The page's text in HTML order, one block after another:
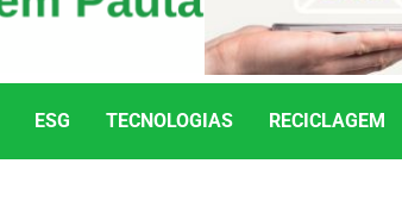
ESG TECNOLOGIAS RECICLAGEM